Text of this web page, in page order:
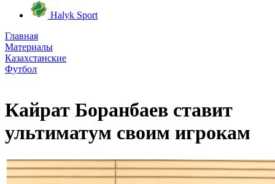
Halyk Sport
Главная
Материалы
Казахстанские
Футбол
Кайрат Боранбаев ставит
ультиматум своим игрокам